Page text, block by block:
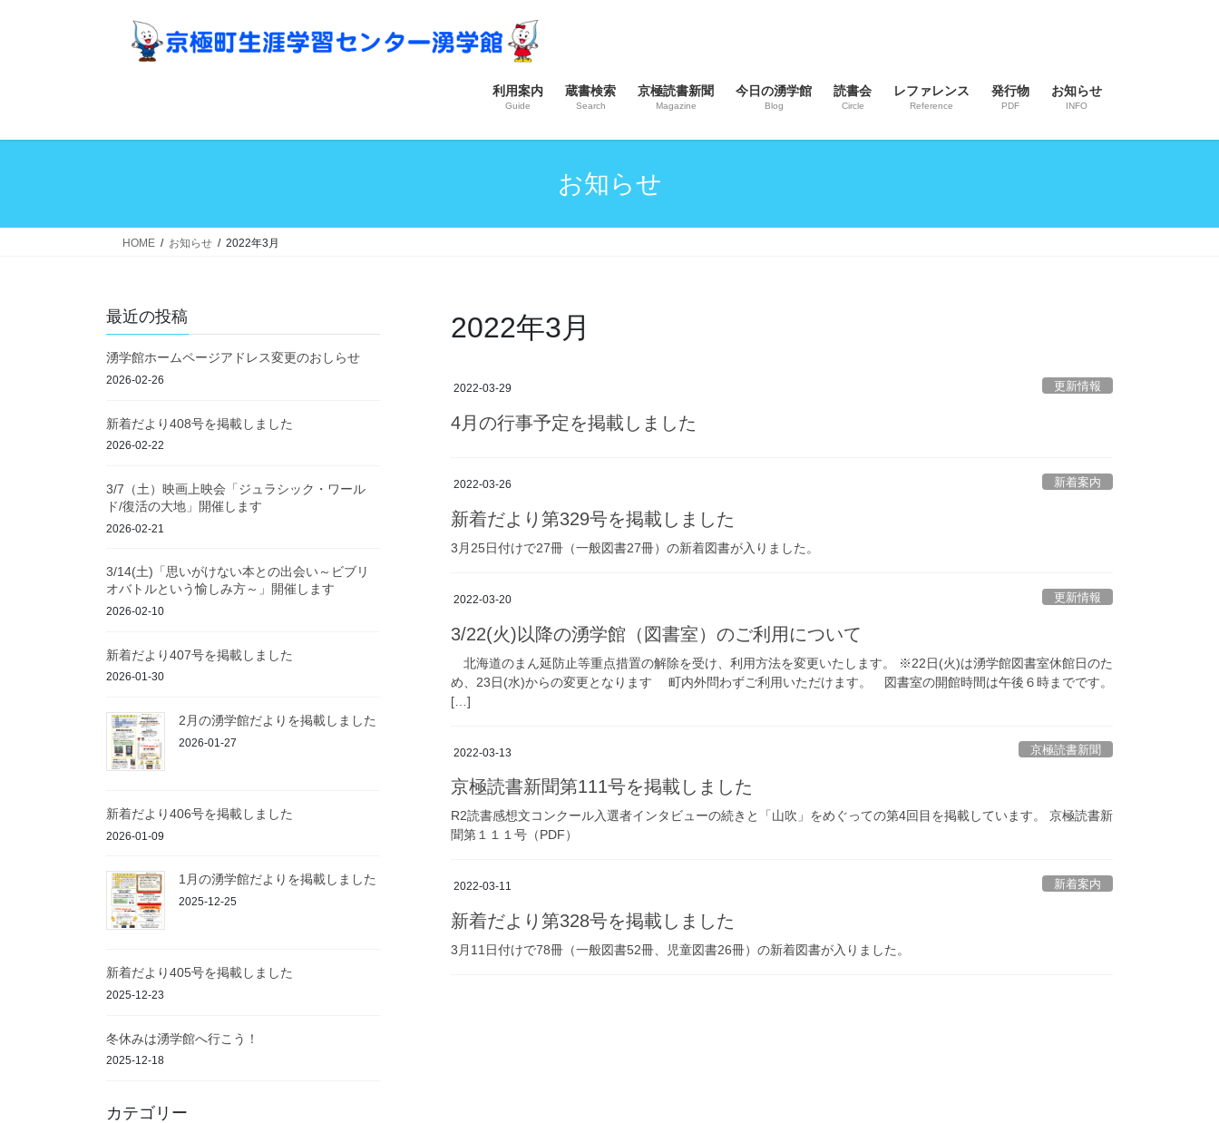
ス
ン
利用案内
Guide
蔵書検索
Search
京極読書新聞
Magazine
今日の湧学館
Blog
読書会
Circle
レファレンス
Reference
発行物
PDF
お知らせ
INFO
お知らせ
HOME お知らせ 2022年3月
2022年3月
2022-03-29 更新情報
4月の行事予定を掲載しました
2022-03-26 新着案内
新着だより第329号を掲載しました
3月25日付けで27冊（一般図書27冊）の新着図書が入りました。
2022-03-20 更新情報
3/22(火)以降の湧学館（図書室）のご利用について
北海道のまん延防止等重点措置の解除を受け、利用方法を変更いたします。 ※22日(火)は湧学館図書室休館日のた
め、23日(水)からの変更となります 町内外問わずご利用いただけます。 図書室の開館時間は午後６時までです。
[…]
2022-03-13 京極読書新聞
京極読書新聞第111号を掲載しました
R2読書感想文コンクール入選者インタビューの続きと「山吹」をめぐっての第4回目を掲載しています。 京極読書新
聞第１１１号（PDF）
2022-03-11 新着案内
新着だより第328号を掲載しました
3月11日付けで78冊（一般図書52冊、児童図書26冊）の新着図書が入りました。
最近の投稿
湧学館ホームページアドレス変更のおしらせ
2026-02-26
新着だより408号を掲載しました
2026-02-22
3/7（土）映画上映会「ジュラシック・ワール
ド/復活の大地」開催します
2026-02-21
3/14(土)「思いがけない本との出会い～ビブリ
オバトルという愉しみ方～」開催します
2026-02-10
新着だより407号を掲載しました
2026-01-30
2月の湧学館だよりを掲載しました
2026-01-27
新着だより406号を掲載しました
2026-01-09
1月の湧学館だよりを掲載しました
2025-12-25
新着だより405号を掲載しました
2025-12-23
冬休みは湧学館へ行こう！
2025-12-18
カテゴリー